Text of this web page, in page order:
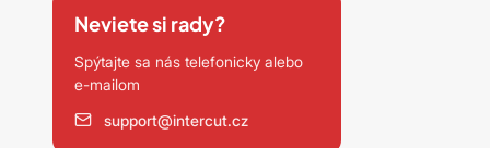
Neviete si rady?
Spýtajte sa nás telefonicky alebo
e-mailom
support@intercut.cz